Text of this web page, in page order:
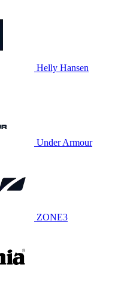
Helly Hansen
Under Armour
ZONE3